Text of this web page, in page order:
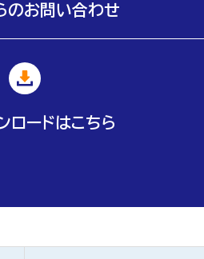
のお問い合わせ
ロードはこちら